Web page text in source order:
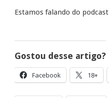
Estamos falando do podcast
Gostou desse artigo?
Facebook 18+